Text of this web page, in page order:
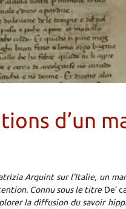
d’un
Arquint sur l’Italie, un
Connu sous le titre De’
la diffusion du savoir